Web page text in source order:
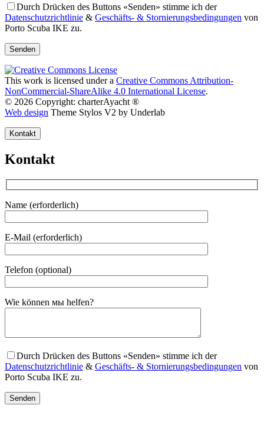
Durch Drücken des Buttons «Senden» stimme ich der
Datenschutzrichtlinie & Geschäfts- & Stornierungsbedingungen von
Porto Scuba IKE zu.
This work is licensed under a Creative Commons Attribution-
NonCommercial-ShareAlike 4.0 International License.
© 2026 Copyright: charterAyacht ®
Web design Theme Stylos V2 by Underlab
Kontakt
Kontakt
Name (erforderlich)
E-Mail (erforderlich)
Telefon (optional)
Gender
Wie können мы helfen?
Durch Drücken des Buttons «Senden» stimme ich der
Datenschutzrichtlinie & Geschäfts- & Stornierungsbedingungen von
Porto Scuba IKE zu.